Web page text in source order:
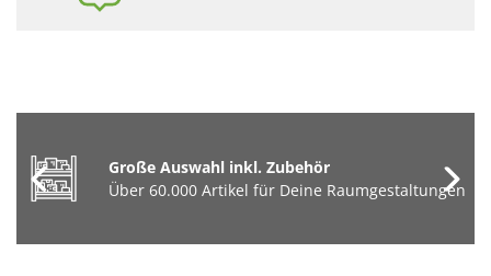
Große Auswahl inkl. Zubehör
Über 60.000 Artikel für Deine Raumgestaltungen